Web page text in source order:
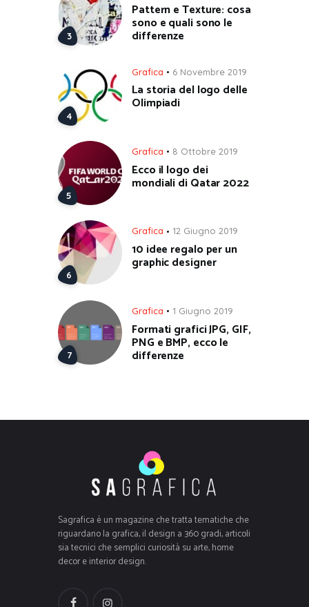
Pattern e Texture: cosa
sono e quali sono le
differenze
Grafica 6 Novembre 2019
La storia del logo delle
Olimpiadi
Grafica 8 Ottobre 2019
Ecco il logo dei
mondiali di Qatar 2022
Grafica 12 Giugno 2019
10 idee regalo per un
graphic designer
Grafica 1 Giugno 2019
Formati grafici JPG, GIF,
PNG e BMP, ecco le
differenze
Sagrafica è un magazine che tratta tematiche che
riguardano la grafica, il design a 360 gradi, articoli
sia tecnici che semplici curiosità su arte, home
decor e interior design.